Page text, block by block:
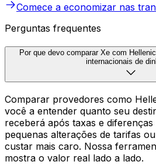
Comece a economizar nas
Perguntas frequentes
Por que devo comparar Xe com
internacionais de
Comparar provedores como
você a entender quanto seu
receberá após taxas e
pequenas alterações de tarifas
custar mais caro. Nossa
mostra o valor real lado a lado.